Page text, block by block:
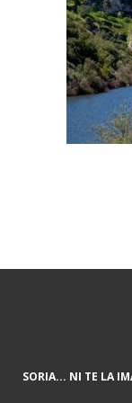
SORIA... NI TE LA